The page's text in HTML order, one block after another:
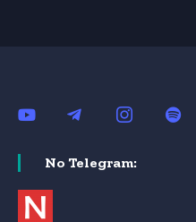
No Telegram: